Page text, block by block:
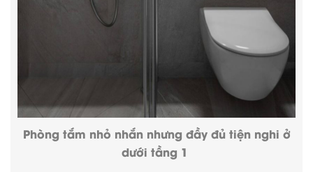
Phòng tắm nhỏ nhắn nhưng đầy đủ tiện nghi ở
dưới tầng 1